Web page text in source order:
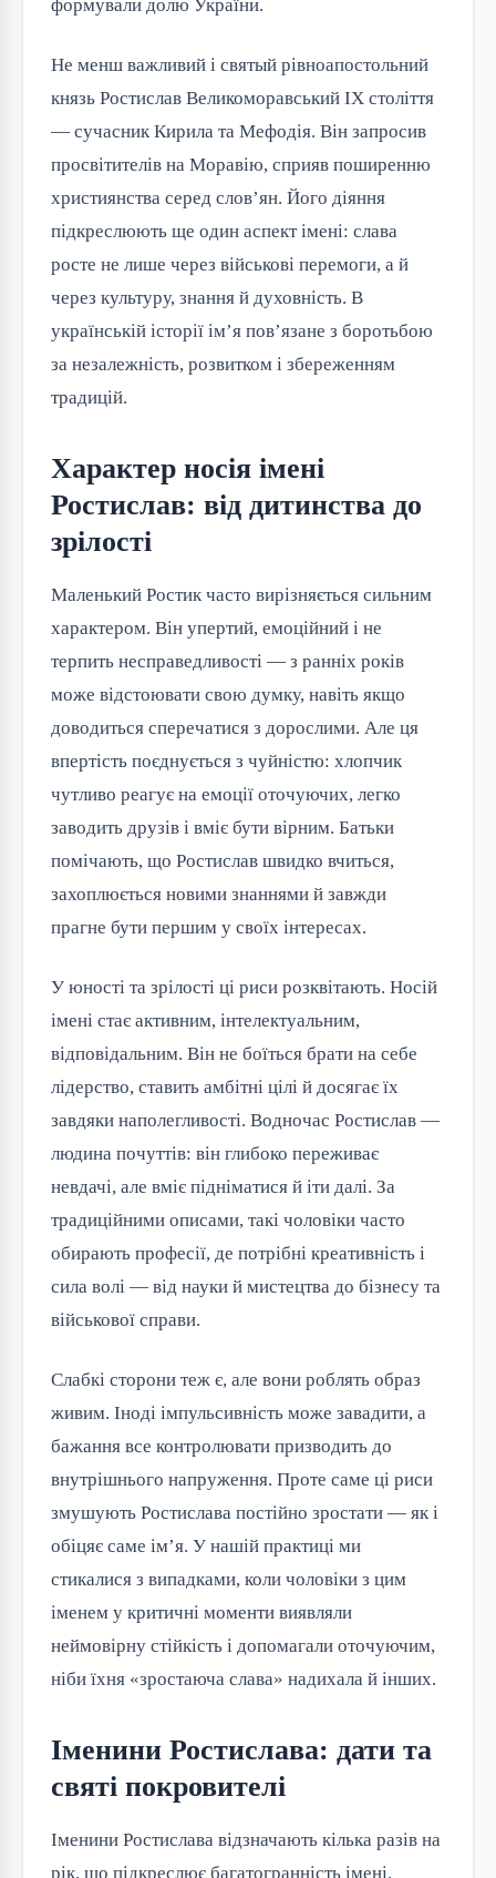
формували долю України.
Не менш важливий і святый рівноапостольний
князь Ростислав Великоморавський IX століття
— сучасник Кирила та Мефодія. Він запросив
просвітителів на Моравію, сприяв поширенню
християнства серед слов’ян. Його діяння
підкреслюють ще один аспект імені: слава
росте не лише через військові перемоги, а й
через культуру, знання й духовність. В
українській історії ім’я пов’язане з боротьбою
за незалежність, розвитком і збереженням
традицій.
Характер носія імені
Ростислав: від дитинства до
зрілості
Маленький Ростик часто вирізняється сильним
характером. Він упертий, емоційний і не
терпить несправедливості — з ранніх років
може відстоювати свою думку, навіть якщо
доводиться сперечатися з дорослими. Але ця
впертість поєднується з чуйністю: хлопчик
чутливо реагує на емоції оточуючих, легко
заводить друзів і вміє бути вірним. Батьки
помічають, що Ростислав швидко вчиться,
захоплюється новими знаннями й завжди
прагне бути першим у своїх інтересах.
У юності та зрілості ці риси розквітають. Носій
імені стає активним, інтелектуальним,
відповідальним. Він не боїться брати на себе
лідерство, ставить амбітні цілі й досягає їх
завдяки наполегливості. Водночас Ростислав —
людина почуттів: він глибоко переживає
невдачі, але вміє підніматися й іти далі. За
традиційними описами, такі чоловіки часто
обирають професії, де потрібні креативність і
сила волі — від науки й мистецтва до бізнесу та
військової справи.
Слабкі сторони теж є, але вони роблять образ
живим. Іноді імпульсивність може завадити, а
бажання все контролювати призводить до
внутрішнього напруження. Проте саме ці риси
змушують Ростислава постійно зростати — як і
обіцяє саме ім’я. У нашій практиці ми
стикалися з випадками, коли чоловіки з цим
іменем у критичні моменти виявляли
неймовірну стійкість і допомагали оточуючим,
ніби їхня «зростаюча слава» надихала й інших.
Іменини Ростислава: дати та
святі покровителі
Іменини Ростислава відзначають кілька разів на
рік, що підкреслює багатогранність імені.